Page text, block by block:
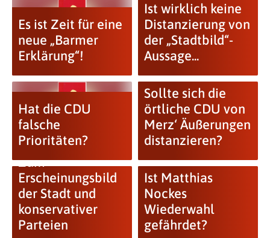
Es ist Zeit für eine
neue „Barmer
Erklärung“!
Ist wirklich keine
Distanzierung von
der „Stadtbild“-
Aussage...
Hat die CDU
falsche
Prioritäten?
Sollte sich die
örtliche CDU von
Merz‘ Äußerungen
distanzieren?
Zum
Erscheinungsbild
der Stadt und
konservativer
Parteien
Ist Matthias
Nockes
Wiederwahl
gefährdet?